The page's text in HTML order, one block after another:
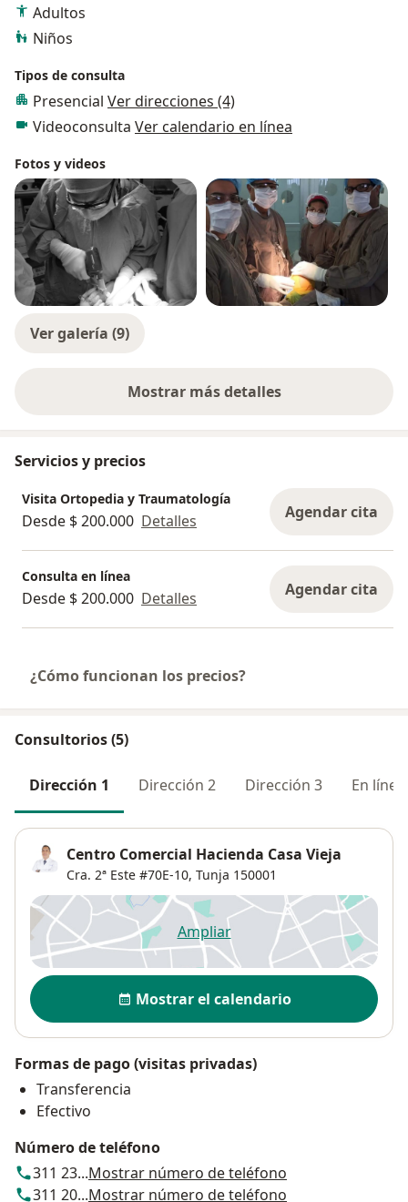
Adultos
Niños
Tipos de consulta
Presencial Ver direcciones (4)
Videoconsulta Ver calendario en línea
Fotos y videos
Ver galería (9)
Mostrar más detalles
sobre la experiencia
Servicios y precios
Visita Ortopedia y Traumatología
Desde $ 200.000 Detalles Agendar cita
Consulta en línea
Desde $ 200.000 Detalles Agendar cita
¿Cómo funcionan los precios?
Consultorios (5)
Dirección 1 Dirección 2 Dirección 3 En línea
Centro Comercial Hacienda Casa Vieja
Cra. 2ª Este #70E-10, Tunja 150001
Ampliarse abre en una nueva
Disponibilidad
Mostrar el calendario
Formas de pago (visitas privadas)
Transferencia
Efectivo
Número de teléfono
311 23...Mostrar número de teléfono
311 20...Mostrar número de teléfono